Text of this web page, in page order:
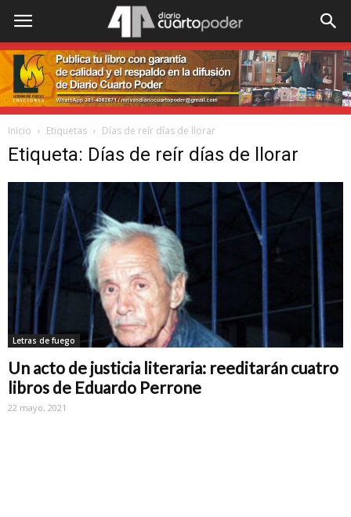
Inicio Etiquetas Días de reír días de llorar
Etiqueta: Días de reír días de llorar
Letras de fuego
Un acto de justicia literaria: reeditarán cuatro
libros de Eduardo Perrone
22 mayo, 2021